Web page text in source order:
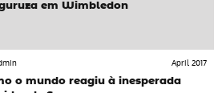
em Wimbledon
April 2017
o mundo reagiu à inesperada